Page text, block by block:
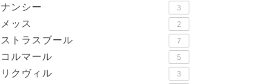
ナンシー 3
メッス 2
ストラスブール 7
コルマール 5
リクヴィル 3